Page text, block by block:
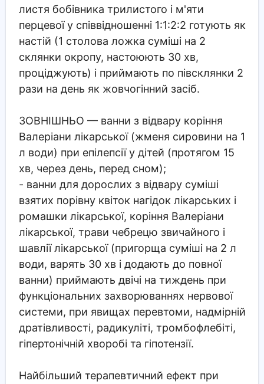
листя бобівника трилистого і м'яти
перцевої у співвідношенні 1:1:2:2 готують як
настій (1 столова ложка суміші на 2
склянки окропу, настоюють 30 хв,
проціджують) і приймають по півсклянки 2
рази на день як жовчогінний засіб.
ЗОВНІШНЬО — ванни з відвару коріння
Валеріани лікарської (жменя сировини на 1
л води) при епілепсії у дітей (протягом 15
хв, через день, перед сном);
- ванни для дорослих з відвару суміші
взятих порівну квіток нагідок лікарських і
ромашки лікарської, коріння Валеріани
лікарської, трави чебрецю звичайного і
шавлії лікарської (пригорща суміші на 2 л
води, варять 30 хв і додають до повної
ванни) приймають двічі на тиждень при
функціональних захворюваннях нервової
системи, при явищах перевтоми, надмірній
дратівливості, радикуліті, тромбофлебіті,
гіпертонічній хворобі та гіпотензії.
Найбільший терапевтичний ефект при